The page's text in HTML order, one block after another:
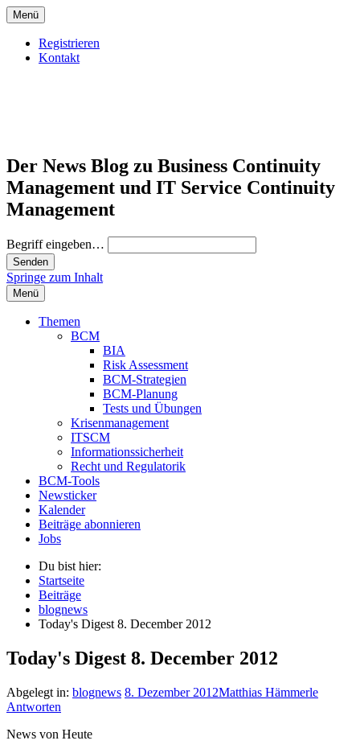
Menü
Registrieren
Kontakt
Der News Blog zu Business Continuity
Management und IT Service Continuity
Management
Begriff eingeben…
Springe zum Inhalt
Menü
Themen
BCM
BIA
Risk Assessment
BCM-Strategien
BCM-Planung
Tests und Übungen
Krisenmanagement
ITSCM
Informationssicherheit
Recht und Regulatorik
BCM-Tools
Newsticker
Kalender
Beiträge abonnieren
Jobs
Du bist hier:
Startseite
Beiträge
blognews
Today's Digest 8. December 2012
Today's Digest 8. December 2012
Abgelegt in: blognews 8. Dezember 2012Matthias Hämmerle
Antworten
News von Heute